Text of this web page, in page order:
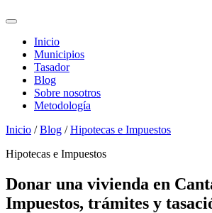
Inicio
Municipios
Tasador
Blog
Sobre nosotros
Metodología
Inicio / Blog / Hipotecas e Impuestos
Hipotecas e Impuestos
Donar una vivienda en
Impuestos, trámites y